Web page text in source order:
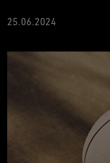
25.06.2024